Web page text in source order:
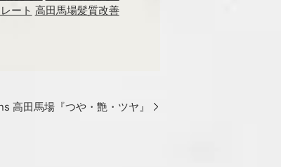
ート 高田馬場髪質改善
高田馬場『つや・艶・ツヤ』